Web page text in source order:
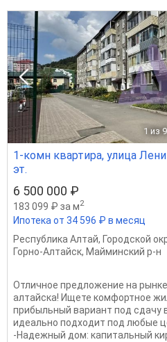
1 из 9
1-комн квартира, улица
эт.
6 500 000 ₽
183 099 ₽ за м2
Ипотека от 34 596 ₽ в месяц
Республика Алтай, Городской
Горно-Алтайск, Майминский р-н
Отличное предложение на
алтайска! Ищете комфортное
прибыльный вариант под сдачу
идеально подходит под любые
-Надежный дом: капитальный